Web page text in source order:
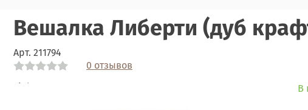
Вешалка Либерти (дуб
Арт. 211794
0 отзывов
Link
Link В